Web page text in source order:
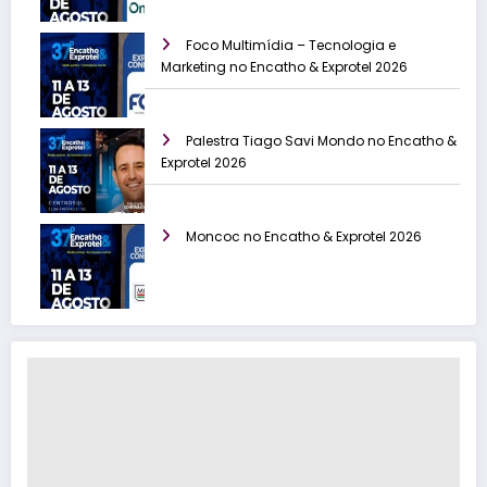
Foco Multimídia – Tecnologia e
Marketing no Encatho & Exprotel 2026
Palestra Tiago Savi Mondo no Encatho &
Exprotel 2026
Moncoc no Encatho & Exprotel 2026